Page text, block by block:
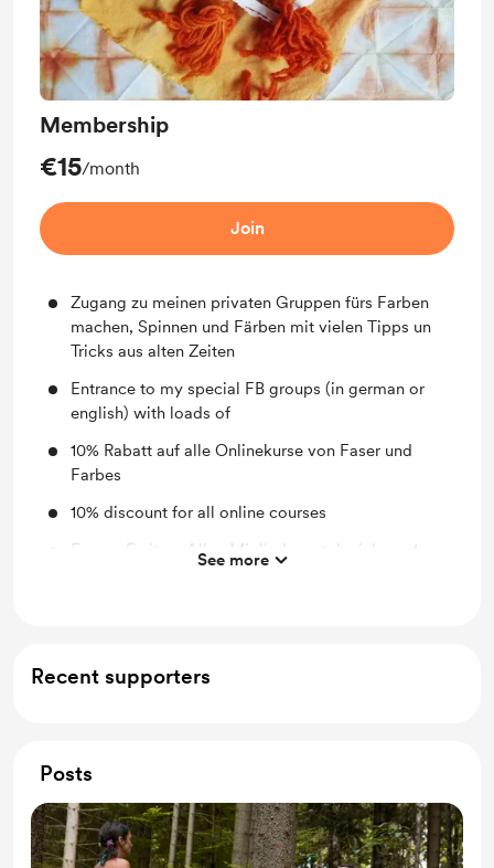
Membership
€15/month
Join
Zugang zu meinen privaten Gruppen fürs Farben
machen, Spinnen und Färben mit vielen Tipps un
Tricks aus alten Zeiten
Entrance to my special FB groups (in german or
english) with loads of
10% Rabatt auf alle Onlinekurse von Faser und
Farbes
10% discount for all online courses
Fragen Freitag: Allen Migliedern stehe ich am 1.
your Faser und Farbe (fibres and colours) questions
See more
Recent supporters
Posts